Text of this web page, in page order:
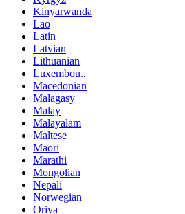
Kinyarwanda
Lao
Latin
Latvian
Lithuanian
Luxembou..
Macedonian
Malagasy
Malay
Malayalam
Maltese
Maori
Marathi
Mongolian
Nepali
Norwegian
Oriya